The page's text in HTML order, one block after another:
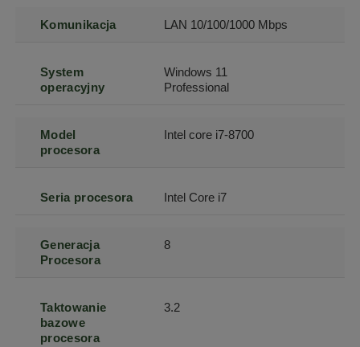
Komunikacja LAN 10/100/1000 Mbps
System
operacyjny
Windows 11
Professional
Model
procesora
Intel core i7-8700
Seria procesora Intel Core i7
Generacja
Procesora
8
Taktowanie
bazowe
procesora
3.2